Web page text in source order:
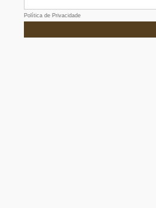
Política de Privacidade